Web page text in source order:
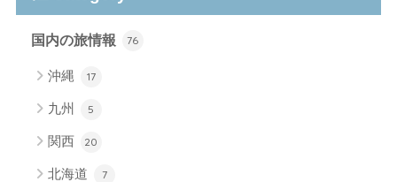
国内の旅情報 76
沖縄 17
九州 5
関西 20
北海道 7